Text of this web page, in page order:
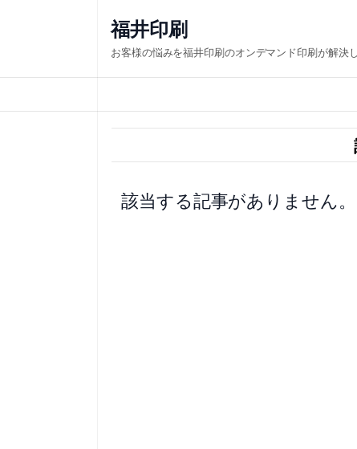
ス
キ
福井印刷
お客様の悩みを福井印刷のオンデマンド印刷が解決
該当する記事がありません。